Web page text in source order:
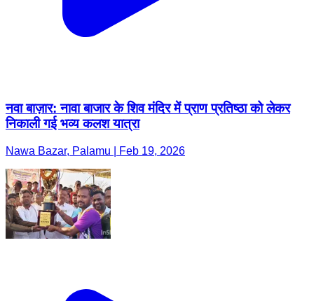
नवा बाज़ार: नावा बाजार के शिव मंदिर में प्राण प्रतिष्ठा को लेकर
निकाली गई भव्य कलश यात्रा
Nawa Bazar, Palamu | Feb 19, 2026